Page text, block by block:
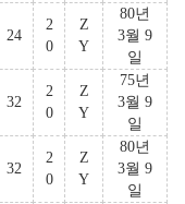
24
2
0
Z
Y
80년
3월 9
일
32
2
0
Z
Y
75년
3월 9
일
32
2
0
Z
Y
80년
3월 9
일